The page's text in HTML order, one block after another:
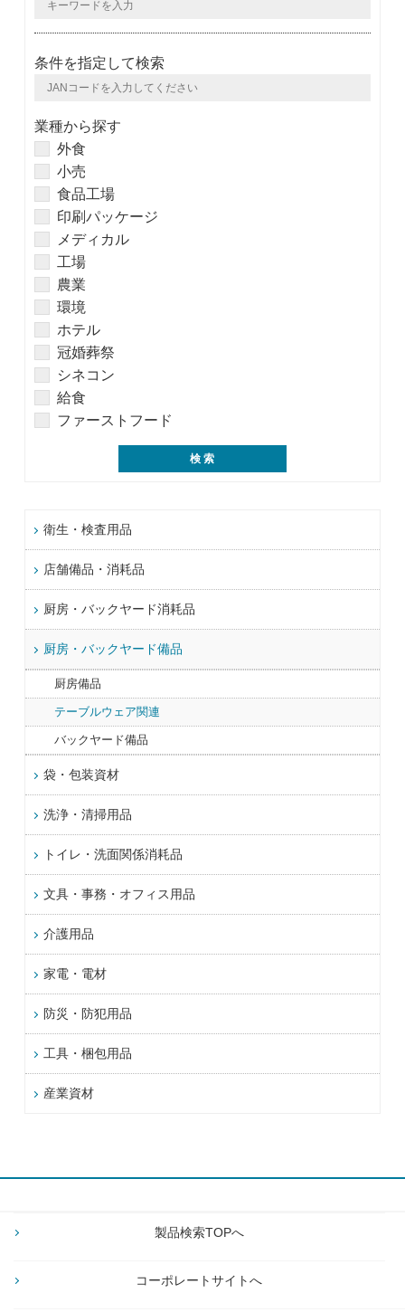
条件を指定して検索
業種から探す
外食
小売
食品工場
印刷パッケージ
メディカル
工場
農業
環境
ホテル
冠婚葬祭
シネコン
給食
ファーストフード
衛生・検査用品
店舗備品・消耗品
厨房・バックヤード消耗品
厨房・バックヤード備品
厨房備品
テーブルウェア関連
バックヤード備品
袋・包装資材
洗浄・清掃用品
トイレ・洗面関係消耗品
文具・事務・オフィス用品
介護用品
家電・電材
防災・防犯用品
工具・梱包用品
産業資材
製品検索TOPへ
コーポレートサイトへ